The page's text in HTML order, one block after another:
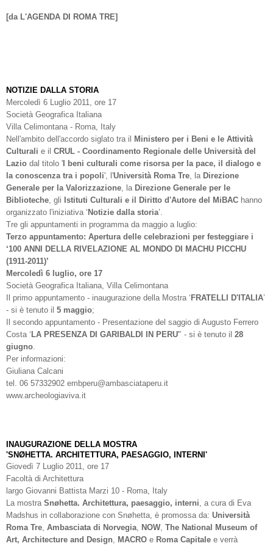
[da L'AGENDA DI ROMA TRE]
NOTIZIE DALLA STORIA
Mercoledì 6 Luglio 2011, ore 17
Società Geografica Italiana
Villa Celimontana - Roma, Italy
Nell'ambito dell'accordo siglato tra il
Ministero per i Beni e le Attività
Culturali e il CRUL - Coordinamento Regionale delle Università del
Lazio dal titolo ' I beni culturali come risorsa per la pace, il dialogo e
la conoscenza tra i popoli', l'Università Roma Tre , la Direzione
Generale per la Valorizzazione , la Direzione Generale per le
Biblioteche , gli Istituti Culturali e il Diritto d'Autore del MiBAC hanno
organizzato l'iniziativa ‘ Notizie dalla storia’.
Tre gli appuntamenti in programma da maggio a luglio:
Terzo appuntamento: Apertura delle celebrazioni per festeggiare i
‘100 ANNI DELLA RIVELAZIONE AL MONDO DI MACHU PICCHU
(1911-2011)’
Mercoledì 6 luglio, ore 17
Società Geografica Italiana, Villa Celimontana
Il primo appuntamento - inaugurazione della Mostra ‘ FRATELLI D'ITALIA’
- si è tenuto il 5 maggio;
Il secondo appuntamento - Presentazione del saggio di Augusto Ferrero
Costa ‘ LA PRESENZA DI GARIBALDI IN PERU'’ - si è tenuto il 28
giugno
Per informazioni:
Giuliana Calcani
tel. 06 57332902 embperu@ambasciataperu.it
www.archeologiaviva.it
INAUGURAZIONE DELLA MOSTRA
'SNØHETTA. ARCHITETTURA, PAESAGGIO, INTERNI'
Giovedì 7 Luglio 2011, ore 17
Facoltà di Architettura
largo Giovanni Battista Marzi 10 - Roma, Italy
La mostra Snøhetta. Architettura, paesaggio, interni , a cura di Eva
Madshus in collaborazione con Snøhetta, è promossa da: Università
Roma Tre Ambasciata di Norvegia NOW The National Museum of
Art, Architecture and Design
MACRO e Roma Capitale e verrà